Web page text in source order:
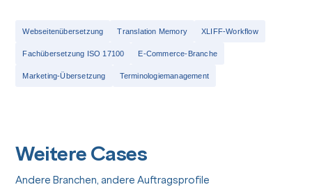
Webseitenübersetzung Translation Memory XLIFF-Workflow
Fachübersetzung ISO 17100 E-Commerce-Branche
Marketing-Übersetzung Terminologiemanagement
Weitere Cases
Andere Branchen, andere Auftragsprofile